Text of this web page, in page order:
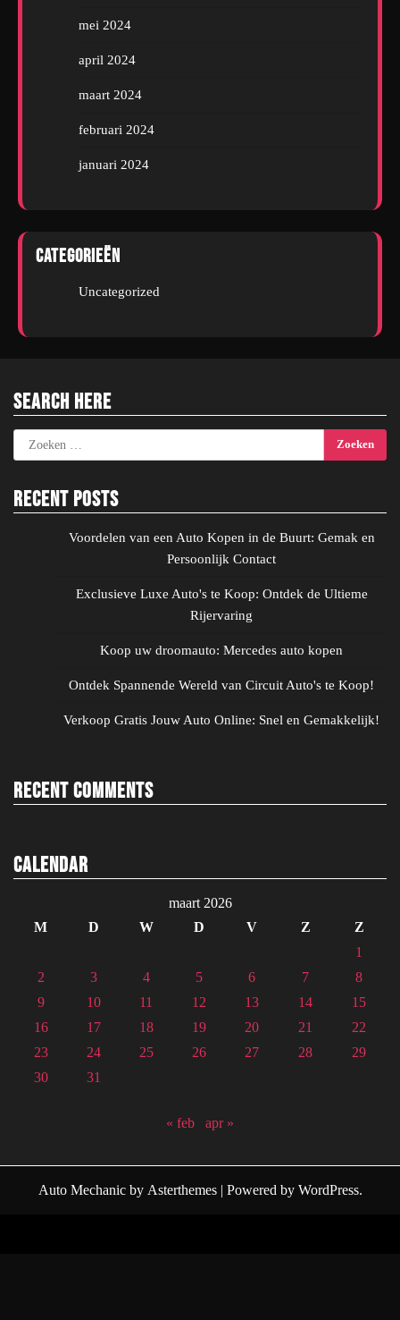
mei 2024
april 2024
maart 2024
februari 2024
januari 2024
Categorieën
Uncategorized
Search Here
Zoeken
naar:
Recent Posts
Voordelen van een Auto Kopen in de Buurt: Gemak en
Persoonlijk Contact
Exclusieve Luxe Auto's te Koop: Ontdek de Ultieme
Rijervaring
Koop uw droomauto: Mercedes auto kopen
Ontdek Spannende Wereld van Circuit Auto's te Koop!
Verkoop Gratis Jouw Auto Online: Snel en Gemakkelijk!
Recent Comments
Calendar
maart 2026
M
D W D V Z
Z
1
2
3 4 5 6 7
8
9
10 11 12 13 14
15
16
17 18 19 20 21
22
23
24 25 26 27 28
29
30
31
« feb apr »
Auto Mechanicby Asterthemes| Powered by WordPress.